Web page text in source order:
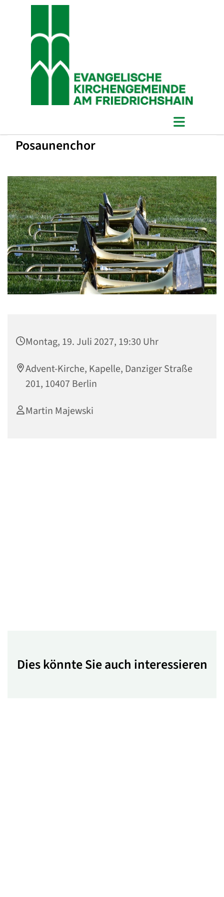
Posaunenchor
Montag, 19. Juli 2027, 19:30 Uhr
Advent-Kirche, Kapelle, Danziger Straße
201, 10407 Berlin
Martin Majewski
Dies könnte Sie auch interessieren